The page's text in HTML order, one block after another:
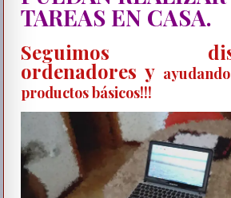
o
k
ar
TAREAS EN CASA.
Seguimos
ordenadores y
productos básicos!!!